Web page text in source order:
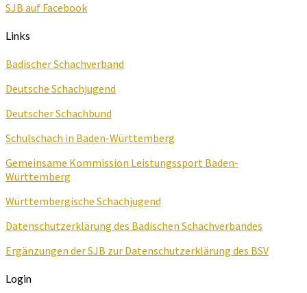
SJB auf Facebook
Links
Badischer Schachverband
Deutsche Schachjugend
Deutscher Schachbund
Schulschach in Baden-Württemberg
Gemeinsame Kommission Leistungssport Baden-
Württemberg
Württembergische Schachjugend
Datenschutzerklärung des Badischen Schachverbandes
Ergänzungen der SJB zur Datenschutzerklärung des BSV
Login